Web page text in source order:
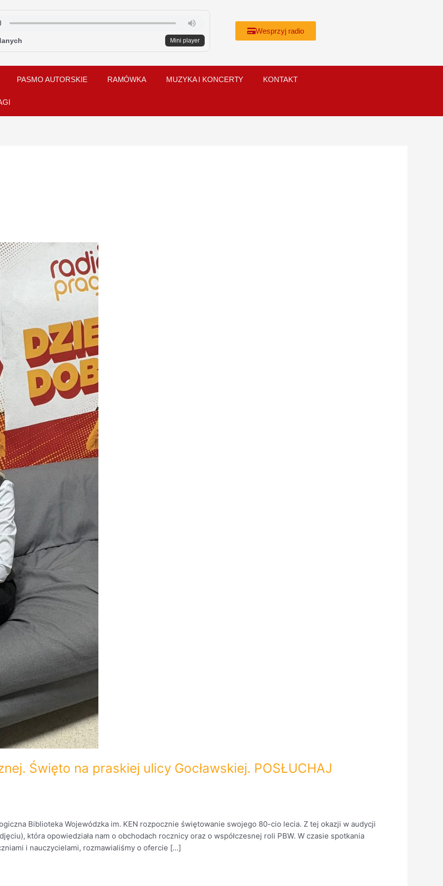
Mini player
Wesprzyj radio
PASMO AUTORSKIE RAMÓWKA MUZYKA I KONCERTY KONTAKT
Święto na praskiej ulicy Gocławskiej. POSŁUCHAJ
Biblioteka Wojewódzka im. KEN rozpocznie świętowanie swojego 80-cio lecia. Z tej okazji w audycji
która opowiedziała nam o obchodach rocznicy oraz o współczesnej roli PBW. W czasie spotkania
i nauczycielami, rozmawialiśmy o ofercie […]